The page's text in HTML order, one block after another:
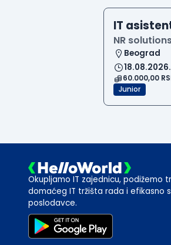
IT
NR
Beograd
18.08.2026.
60.000,00
Junior
Okupljamo IT zajednicu, podižemo
domaćeg IT tržišta rada i efikasno
poslodavce.